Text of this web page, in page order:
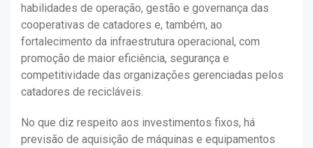
habilidades de operação, gestão e governança das
cooperativas de catadores e, também, ao
fortalecimento da infraestrutura operacional, com
promoção de maior eficiência, segurança e
competitividade das organizações gerenciadas pelos
catadores de recicláveis.
No que diz respeito aos investimentos fixos, há
previsão de aquisição de máquinas e equipamentos